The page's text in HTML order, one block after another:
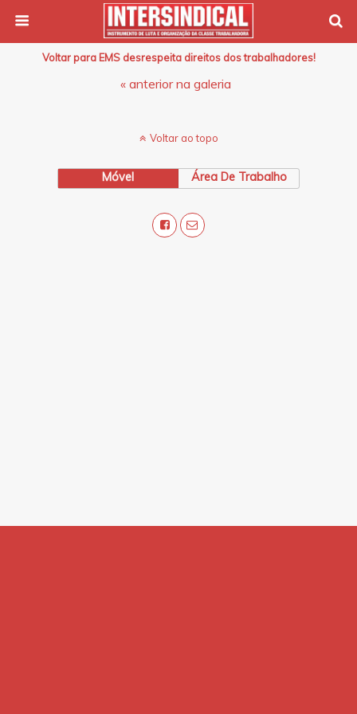
Voltar para EMS desrespeita direitos dos trabalhadores!
« anterior na galeria
Voltar ao topo
Móvel Área De Trabalho